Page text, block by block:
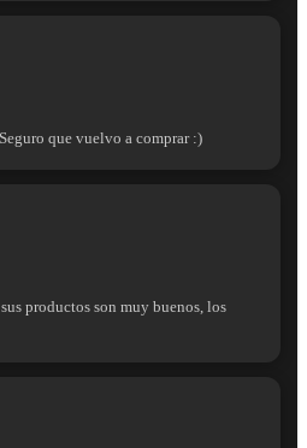
que vuelvo a comprar :)
productos son muy buenos, los